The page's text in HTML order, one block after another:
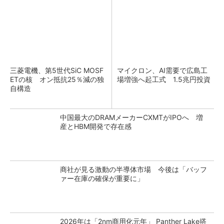
三菱電機、第5世代SiC MOSF
ETの核 オン抵抗25％減の独
自構造
マイクロン、AI需要で広島工
場増強へ起工式 1.5兆円投資
中国最大のDRAMメーカーCXMTがIPOへ 増
産とHBM開発で存在感
商社が見る激動の半導体市場 今後は「バッフ
ァー在庫の確保が重要に」
2026年は「2nm商用化元年」 Panther Lake搭